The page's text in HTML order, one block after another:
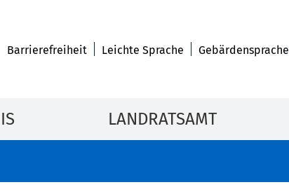
Barrierefreiheit Leichte Sprache Gebärdensprache
LANDRATSAMT